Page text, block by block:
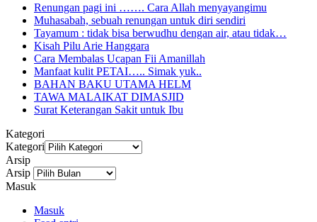
Renungan pagi ini ……. Cara Allah menyayangimu
Muhasabah, sebuah renungan untuk diri sendiri
Tayamum : tidak bisa berwudhu dengan air, atau tidak…
Kisah Pilu Arie Hanggara
Cara Membalas Ucapan Fii Amanillah
Manfaat kulit PETAI….. Simak yuk..
BAHAN BAKU UTAMA HELM
TAWA MALAIKAT DIMASJID
Surat Keterangan Sakit untuk Ibu
Kategori
Kategori
Arsip
Arsip
Masuk
Masuk